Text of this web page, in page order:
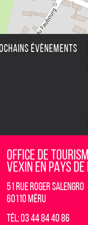
ÉVÈNEMENTS
OFFICE DE
VEXIN EN PAYS DE
51 rue Roger Salengro
60110 Méru
Tél: 03 44 84 40 86